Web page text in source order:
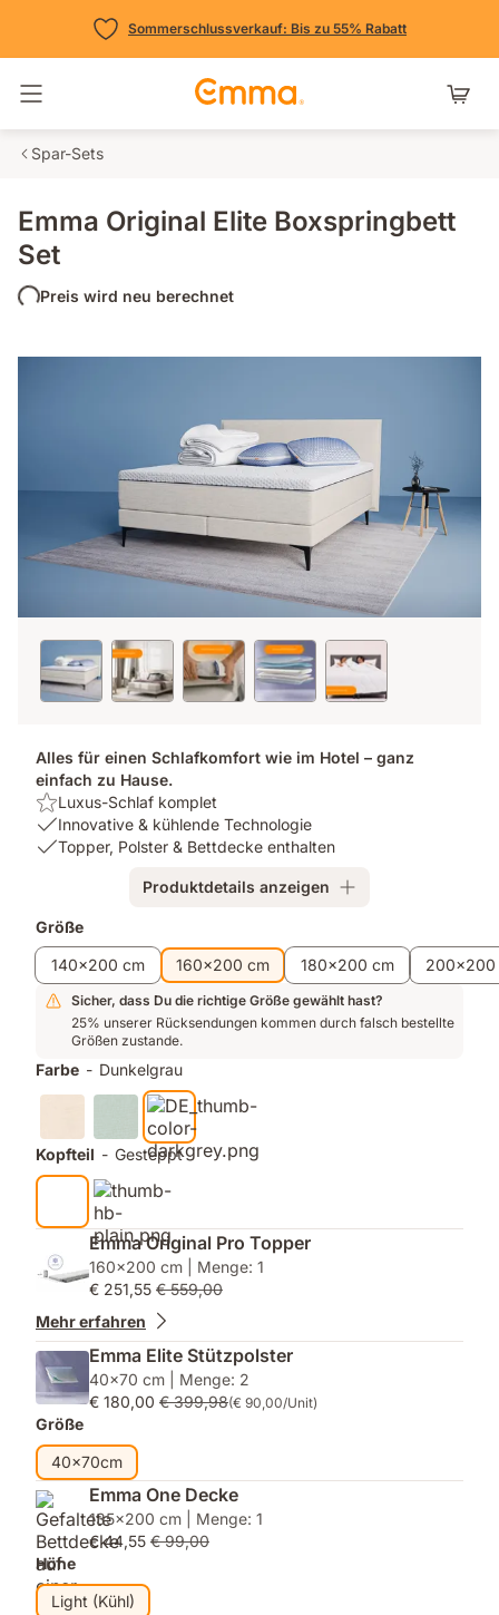
Sommerschlussverkauf: Bis zu 55% Rabatt
Navigation umschalten
Spar-Sets
Emma Original Elite Boxspringbett
Set
Preis wird neu berechnet
Alles für einen Schlafkomfort wie im Hotel – ganz
einfach zu Hause.
Highlight:
Luxus-
Schlaf
Luxus-Schlaf komplet
USP
1:
Technologie
Innovative & kühlende Technologie
USP
&
Bettdecke
enthalten
Topper, Polster & Bettdecke enthalten
Produktdetails anzeigen
Zusatzprodukte
Größe
140x200 cm
160x200 cm 180x200 cm 200x200
Sicher, dass Du die richtige Größe gewählt hast?
25% unserer Rücksendungen kommen durch falsch bestellte
Größen zustande.
Farbe - Dunkelgrau
Kopfteil - Gesteppt
Emma Original Pro Topper
160x200 cm | Menge: 1
€ 251,55 € 559,00
Mehr erfahren
Emma Elite Stützpolster
40x70 cm | Menge: 2
€ 180,00 € 399,98(€ 90,00/Unit)
Größe
40x70cm
Emma One Decke
135x200 cm | Menge: 1
€ 44,55 € 99,00
Höhe
Light (Kühl)